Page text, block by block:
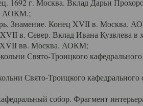
1692 г. Москва. Вклад Дарьи
АОКМ.;
Знамение. Конец XVII в. Москва.
в. Север. Вклад Ивана Кузвлева в
вв. Москва. АОКМ;
Свято-Троицкого
Свято-Троицкого
собор. Фрагмент